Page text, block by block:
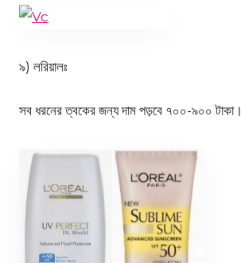
৯) লরিয়ালঃ
সব ধরনের ত্বকের জন্য দাম পড়বে ৭০০-৯০০ টাকা।